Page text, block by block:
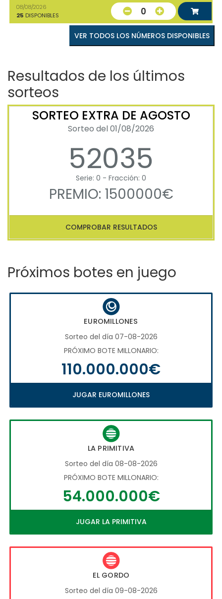
08/08/2026
25 DISPONIBLES 0
VER TODOS LOS NÚMEROS DISPONIBLES
Resultados de los últimos
sorteos
SORTEO EXTRA DE AGOSTO
Sorteo del 01/08/2026
52035
Serie: 0 - Fracción: 0
PREMIO: 1500000€
COMPROBAR RESULTADOS
Próximos botes en juego
EUROMILLONES
Sorteo del día 07-08-2026
PRÓXIMO BOTE MILLONARIO:
110.000.000€
JUGAR EUROMILLONES
LA PRIMITIVA
Sorteo del día 08-08-2026
PRÓXIMO BOTE MILLONARIO:
54.000.000€
JUGAR LA PRIMITIVA
EL GORDO
Sorteo del día 09-08-2026